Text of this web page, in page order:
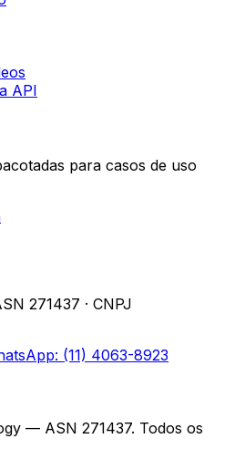
API
para casos de uso
271437 · CNPJ
(11) 4063-8923
— ASN 271437. Todos os